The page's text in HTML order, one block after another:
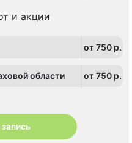
и акции
от 750 p.
области от 750 p.